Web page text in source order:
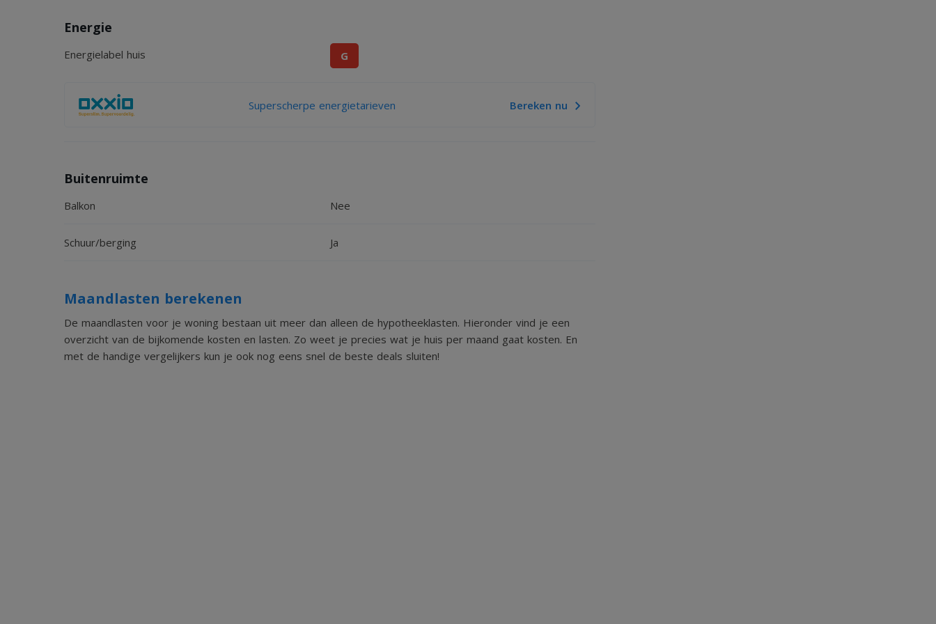
Energie
Energielabel huis G
Superscherpe energietarieven Bereken nu
Buitenruimte
Balkon Nee
Schuur/berging Ja
Maandlasten berekenen
De maandlasten voor je woning bestaan uit meer dan alleen de hypotheeklasten. Hieronder vind je een
overzicht van de bijkomende kosten en lasten. Zo weet je precies wat je huis per maand gaat kosten. En
met de handige vergelijkers kun je ook nog eens snel de beste deals sluiten!